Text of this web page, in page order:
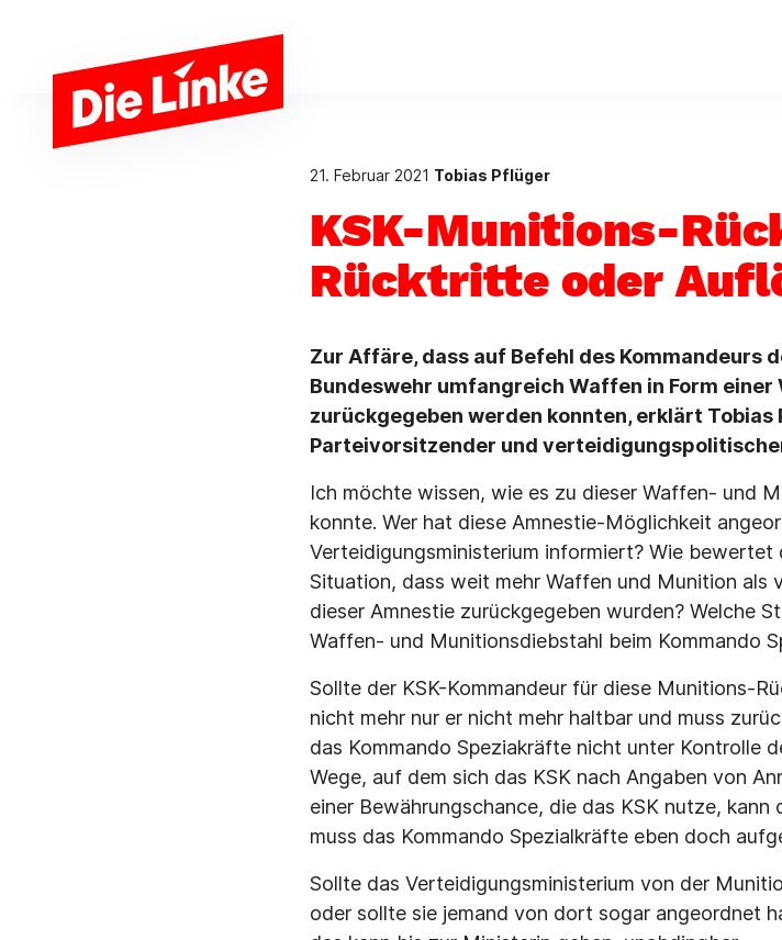
21. Februar 2021 Tobias Pflüger
KSK-Munitions-
Rücktritte oder
Zur Affäre, dass auf Befehl des Kommandeurs
Bundeswehr umfangreich Waffen in Form
zurückgegeben werden konnten, erklärt
Parteivorsitzender und
Ich möchte wissen, wie es zu dieser Waffen- und
konnte. Wer hat diese Amnestie-Möglichkeit
Verteidigungsministerium informiert? Wie bewertet
Situation, dass weit mehr Waffen und Munition als
dieser Amnestie zurückgegeben wurden? Welche
Waffen- und Munitionsdiebstahl beim Kommando
Sollte der KSK-Kommandeur für diese Munitions-
nicht mehr nur er nicht mehr haltbar und muss
das Kommando Speziakräfte nicht unter Kontrolle
Wege, auf dem sich das KSK nach Angaben von
einer Bewährungschance, die das KSK nutze,
muss das Kommando Spezialkräfte eben doch
Sollte das Verteidigungsministerium von der
oder sollte sie jemand von dort sogar angeordnet